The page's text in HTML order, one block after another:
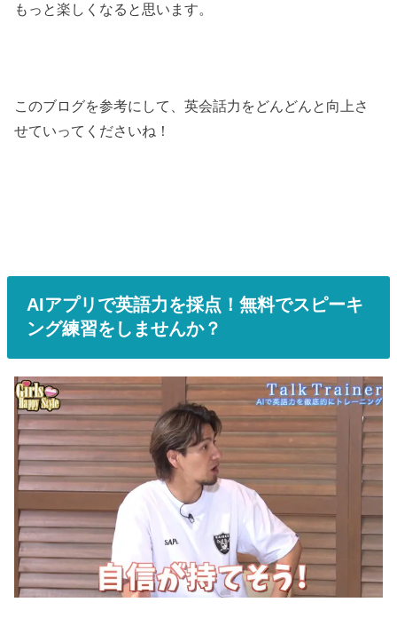
もっと楽しくなると思います。
このブログを参考にして、英会話力をどんどんと向上さ
せていってくださいね！
AIアプリで英語力を採点！無料でスピーキ
ング練習をしませんか？